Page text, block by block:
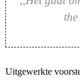
Uitgewerkte